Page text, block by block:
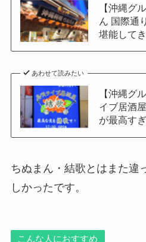
【沖縄グ
ん 国際通
堪能してき
あわせて読みたい
【沖縄グ
イブ居酒
が最高す
ちぬまん・結歌とはまた違
しかったです。
こんな人におすすめ